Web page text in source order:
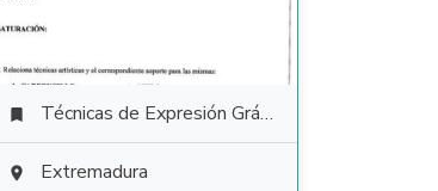
 Técnicas de Expresión Gráfico Plástica
 Extremadura